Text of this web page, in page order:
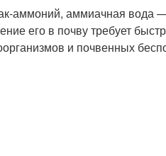
аммоний, аммиачная вода
его в почву требует
и почвенных